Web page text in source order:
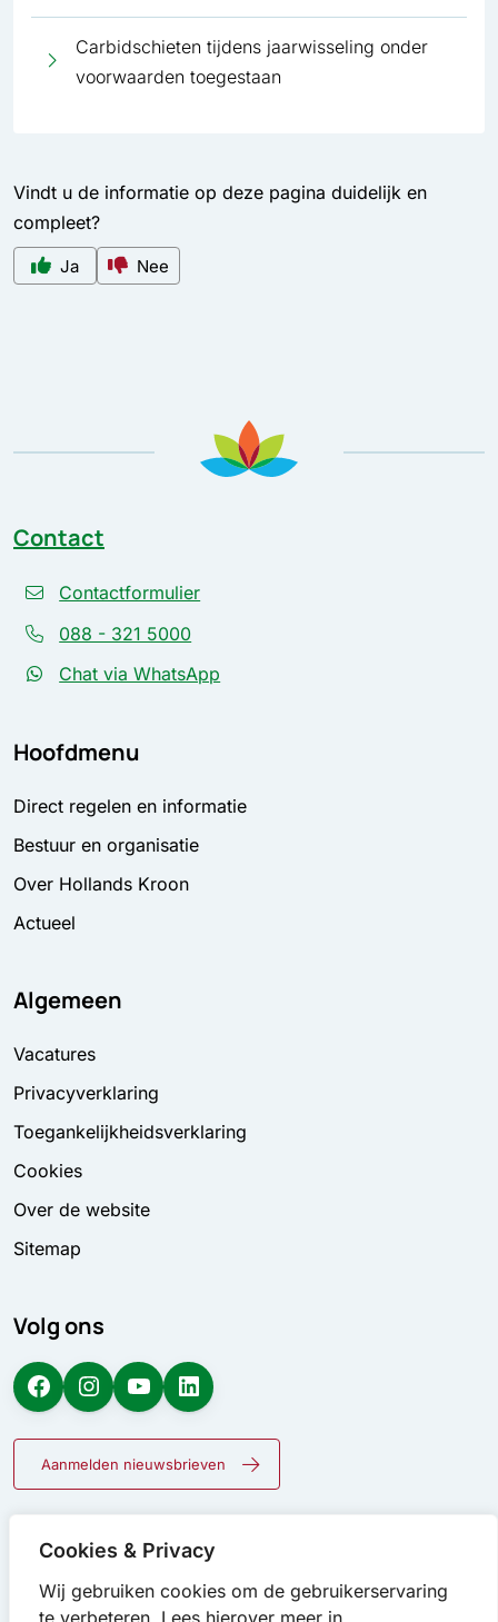
Cookies & Privacy
Wij gebruiken cookies om de gebruikerservaring
te verbeteren. Lees hierover meer in
Carbidschieten tijdens jaarwisseling onder
voorwaarden toegestaan
Vindt u de informatie op deze pagina duidelijk en
compleet?
Ja Nee
Contact
Contactformulier
088 - 321 5000
Chat via WhatsApp
Hoofdmenu
Direct regelen en informatie
Bestuur en organisatie
Over Hollands Kroon
Actueel
Algemeen
Vacatures
Privacyverklaring
Toegankelijkheidsverklaring
Cookies
Over de website
Sitemap
Volg ons
Facebook Instagram YouTube LinkedIn
Aanmelden nieuwsbrieven